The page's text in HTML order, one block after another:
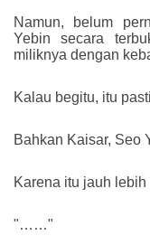
Namun, belum
Yebin secara
miliknya dengan
Kalau begitu, itu
Bahkan Kaisar, Seo
Karena itu jauh
"……"